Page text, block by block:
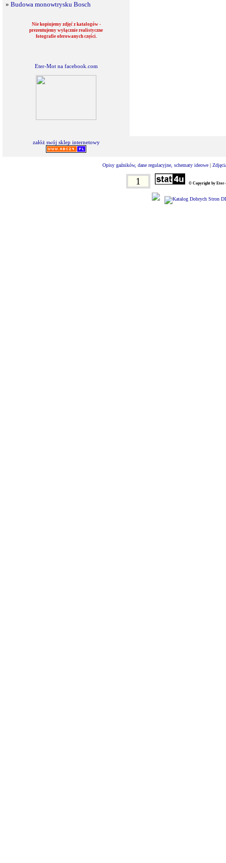
» Budowa monowtrysku Bosch
Nie kopiujemy zdjęć z katalogów -
prezentujemy wyłącznie realistyczne
fotografie oferowanych części.
Eter-Mot na facebook.com
załóż swój sklep internetowy
Opisy gaźników, dane regulacyjne, schematy ideowe |
1 © Copyright by